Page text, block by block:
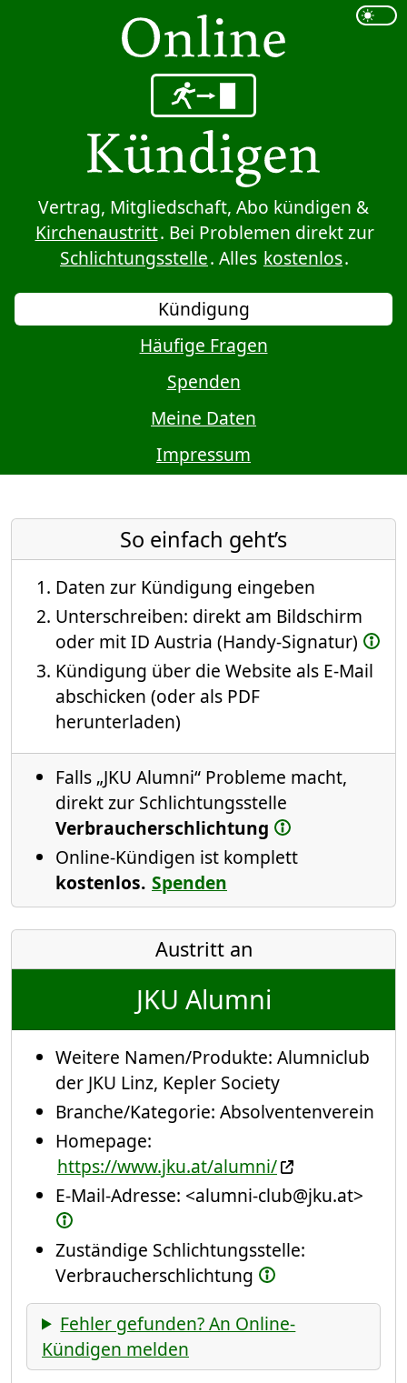
Sprung zum Inhalt
Vertrag, Mitgliedschaft, Abo kündigen &
Kirchenaustritt. Bei Problemen direkt zur
Schlichtungsstelle. Alles kostenlos.
Kündigung
Häufige Fragen
Spenden
Meine Daten
Impressum
So einfach geht’s
Daten zur Kündigung eingeben
Unterschreiben: direkt am Bildschirm
oder mit ID Austria (Handy-Signatur)
Kündigung über die Website als E-Mail
abschicken (oder als PDF
herunterladen)
Falls „JKU Alumni“ Probleme macht,
direkt zur Schlichtungsstelle
Verbraucherschlichtung
Online-Kündigen ist komplett
kostenlos. Spenden
Austritt an
JKU Alumni
Weitere Namen/Produkte: Alumniclub
der JKU Linz, Kepler Society
Branche/Kategorie: Absolventenverein
Homepage:
https://www.jku.at/alumni/
E-Mail-Adresse: <alumni-club@jku.at>
Zuständige Schlichtungsstelle:
Verbraucherschlichtung
Fehler gefunden? An Online-
Kündigen melden